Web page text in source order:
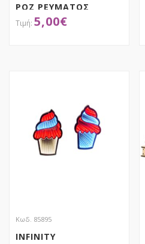
ΡΟΖ ΡΕΥΜΑΤΟΣ
5,00€
Κωδ. 85895
INFINITY